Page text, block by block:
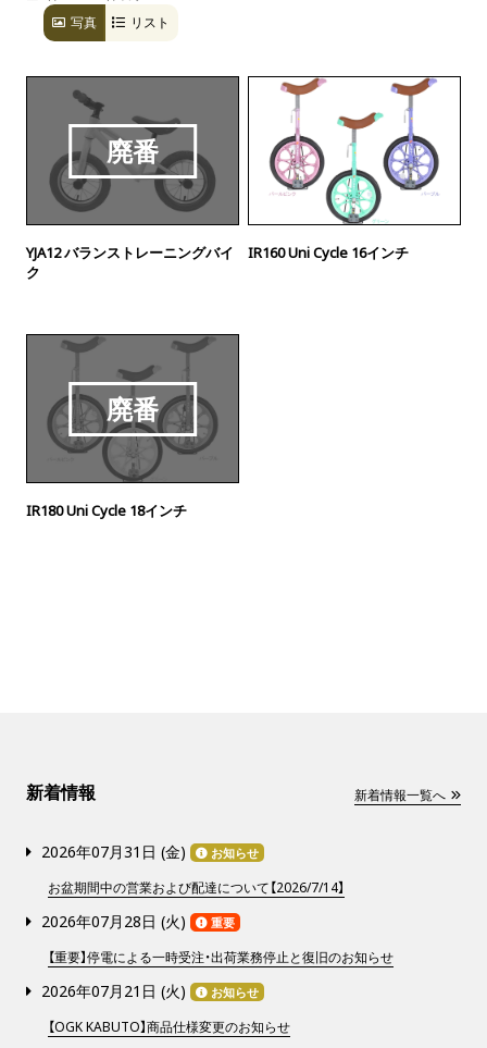
写真
リスト
廃番
YJA12 バランストレーニングバイ
ク
IR160 Uni Cycle 16インチ
廃番
IR180 Uni Cycle 18インチ
新着情報 新着情報一覧へ
2026年07月31日 (金) お知らせ
お盆期間中の営業および配達について【2026/7/14】
2026年07月28日 (火) 重要
【重要】停電による一時受注・出荷業務停止と復旧のお知らせ
2026年07月21日 (火) お知らせ
【OGK KABUTO】商品仕様変更のお知らせ